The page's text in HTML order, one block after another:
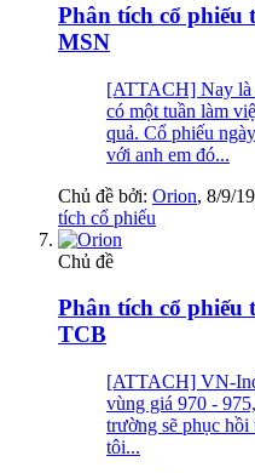
Phân tích cổ phiếu
MSN
[ATTACH] Nay là
có một tuần làm
quả. Cổ phiếu
với anh em đó...
Chủ đề bởi: Orion, 8/9/19
tích cổ phiếu
Chủ đề
Phân tích cổ phiếu
TCB
[ATTACH] VN-
vùng giá 970 -
trường sẽ phục
tôi...